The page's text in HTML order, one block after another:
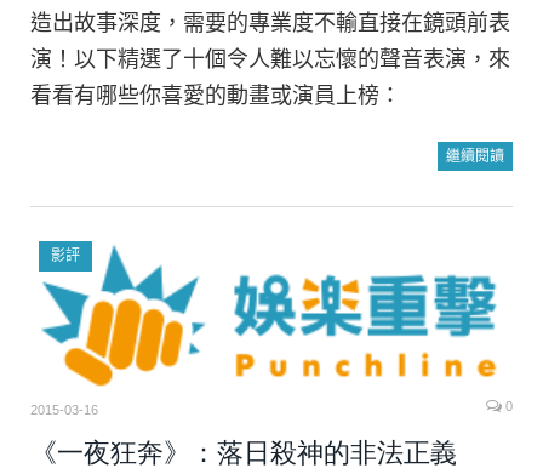
造出故事深度，需要的專業度不輸直接在鏡頭前表
演！以下精選了十個令人難以忘懷的聲音表演，來
看看有哪些你喜愛的動畫或演員上榜：
繼續閱讀
影評
2015-03-16 0
《一夜狂奔》：落日殺神的非法正義